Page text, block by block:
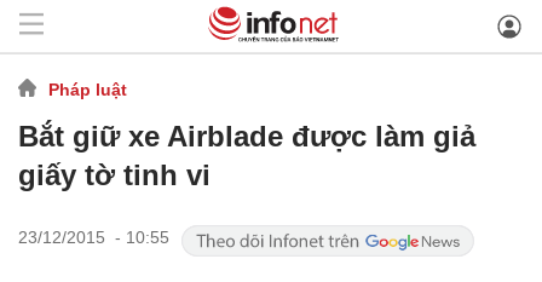
Pháp luật
Bắt giữ xe Airblade được làm giả
giấy tờ tinh vi
23/12/2015 - 10:55